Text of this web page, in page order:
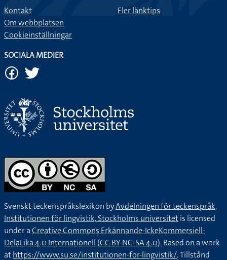
Kontakt
Om webbplatsen
Cookieinställningar
Fler länktips
SOCIALA MEDIER
Svenskt teckenspråkslexikon byAvdelningen för teckenspråk,
Institutionen för lingvistik, Stockholms universitetis licensed
under aCreative Commons Erkännande-IckeKommersiell-
DelaLika 4.0 Internationell (CC BY-NC-SA 4.0).Based on a work
athttps://www.su.se/institutionen-for-lingvistik/. Tillstånd